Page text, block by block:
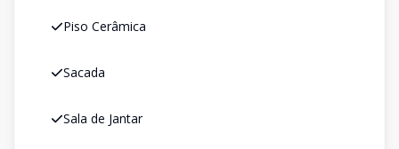
Piso Cerâmica
Sacada
Sala de Jantar